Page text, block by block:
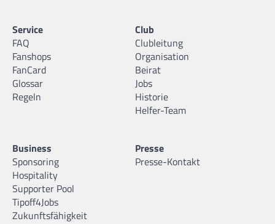
Service
FAQ
Fanshops
FanCard
Glossar
Regeln
Club
Clubleitung
Organisation
Beirat
Jobs
Historie
Helfer-Team
Business
Sponsoring
Hospitality
Supporter Pool
Tipoff4Jobs
Zukunftsfähigkeit
Presse
Presse-Kontakt